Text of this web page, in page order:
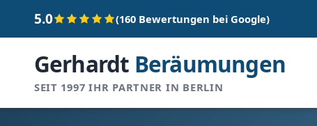
5.0 (160 Bewertungen bei Google)
Gerhardt Beräumungen
SEIT 1997 IHR PARTNER IN BERLIN